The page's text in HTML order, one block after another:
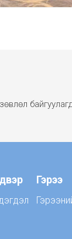
Гэрээ